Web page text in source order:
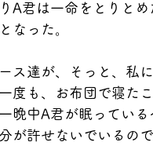
君は一命をとりとめ
なった。
ス達が、そっと、私
度も、お布団で寝た
晩中A君が眠ってい
が許せないでいるので